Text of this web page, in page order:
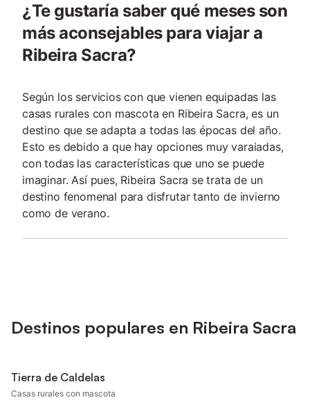
¿Te gustaría saber qué meses son
más aconsejables para viajar a
Ribeira Sacra?
Según los servicios con que vienen equipadas las
casas rurales con mascota en Ribeira Sacra, es un
destino que se adapta a todas las épocas del año.
Esto es debido a que hay opciones muy varaiadas,
con todas las características que uno se puede
imaginar. Así pues, Ribeira Sacra se trata de un
destino fenomenal para disfrutar tanto de invierno
como de verano.
Destinos populares en Ribeira Sacra
Tierra de Caldelas
Casas rurales con mascota